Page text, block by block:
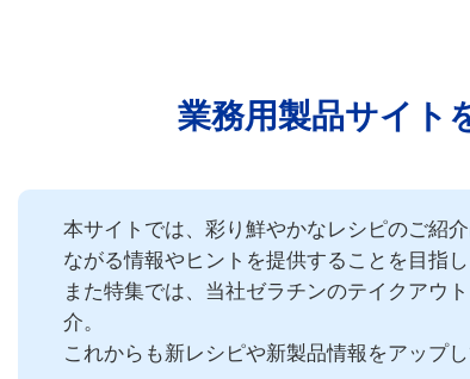
業務用製品サイト
本サイトでは、彩り鮮やかなレシピのご紹
ながる情報やヒントを提供することを目指し
また特集では、当社ゼラチンのテイクアウ
介。
これからも新レシピや新製品情報をアップ